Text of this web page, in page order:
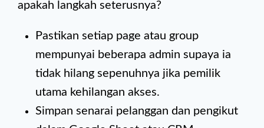
apakah langkah seterusnya?
Pastikan setiap page atau group
mempunyai beberapa admin supaya ia
tidak hilang sepenuhnya jika pemilik
utama kehilangan akses.
Simpan senarai pelanggan dan pengikut